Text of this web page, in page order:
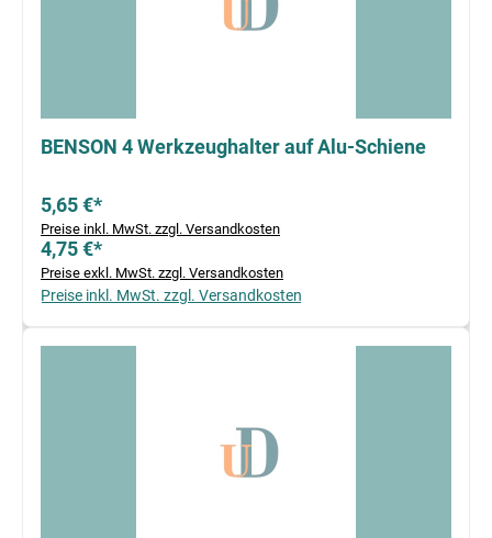
BENSON 4 Werkzeughalter auf Alu-Schiene
5,65 €*
Preise inkl. MwSt. zzgl. Versandkosten
4,75 €*
Preise exkl. MwSt. zzgl. Versandkosten
Preise inkl. MwSt. zzgl. Versandkosten